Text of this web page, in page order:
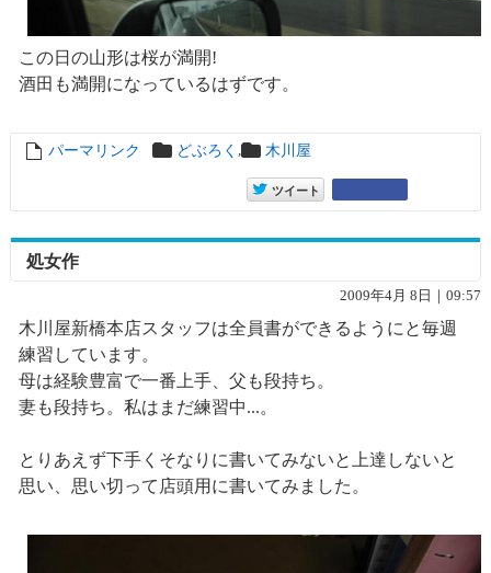
この日の山形は桜が満開!
酒田も満開になっているはずです。
entry5095
パーマリンク どぶろく , 木川屋
entry5095
ツイート
処女作
2009年4月 8日｜09:57
木川屋新橋本店スタッフは全員書ができるようにと毎週
練習しています。
母は経験豊富で一番上手、父も段持ち。
妻も段持ち。私はまだ練習中...。
とりあえず下手くそなりに書いてみないと上達しないと
思い、思い切って店頭用に書いてみました。